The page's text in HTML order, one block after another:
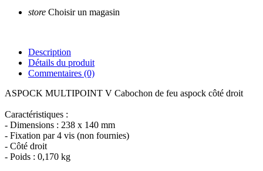
store Choisir un magasin
Description
Détails du produit
Commentaires (0)
ASPOCK MULTIPOINT V Cabochon de feu aspock côté droit
Caractéristiques :
- Dimensions : 238 x 140 mm
- Fixation par 4 vis (non fournies)
- Côté droit
- Poids : 0,170 kg